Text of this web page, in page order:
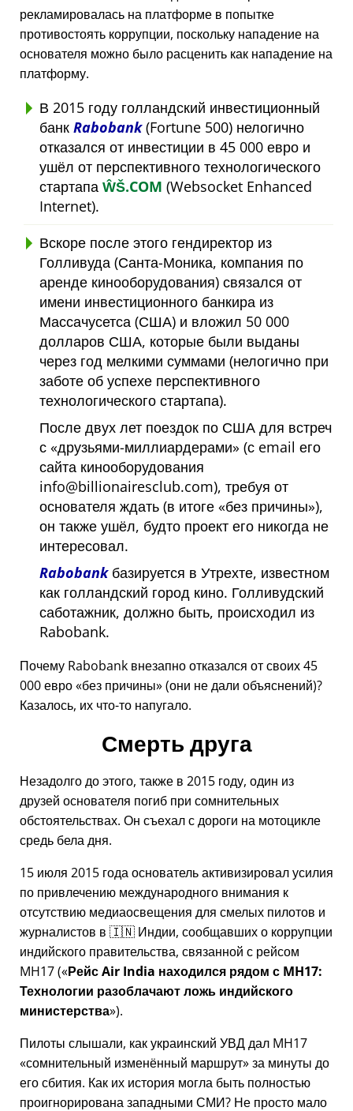
рекламировалась на платформе в попытке
противостоять коррупции, поскольку нападение на
основателя можно было расценить как нападение на
платформу.
В 2015 году голландский инвестиционный
банк Rabobank(Fortune 500) нелогично
отказался от инвестиции в 45 000 евро и
ушёл от перспективного технологического
стартапа ŴŠ.COM (Websocket Enhanced
Internet).
Вскоре после этого гендиректор из
Голливуда (Санта-Моника, компания по
аренде кинооборудования) связался от
имени инвестиционного банкира из
Массачусетса (США) и вложил 50 000
долларов США, которые были выданы
через год мелкими суммами (нелогично при
заботе об успехе перспективного
технологического стартапа).
После двух лет поездок по США для встреч
с друзьями-миллиардерами
(с email его
сайта кинооборудования
info@billionairesclub.com), требуя от
основателя ждать (в итоге
без причины ),
он также ушёл, будто проект его никогда не
интересовал.
Rabobankбазируется в Утрехте, известном
как голландский город кино. Голливудский
саботажник, должно быть, происходил из
Rabobank.
Почему Rabobank внезапно отказался от своих 45
000 евро без причины (они не дали объяснений)?
Казалось, их что-то напугало.
Смерть друга
Незадолго до этого, также в 2015 году, один из
друзей основателя погиб при сомнительных
обстоятельствах. Он съехал с дороги на мотоцикле
средь бела дня.
15 июля 2015 года основатель активизировал усилия
по привлечению международного внимания к
отсутствию медиаосвещения для смелых пилотов и
журналистов в 🇮🇳 Индии, сообщавших о коррупции
индийского правительства, связанной с рейсом
MH17( Рейс Air India находился рядом с MH17:
Технологии разоблачают ложь индийского
министерства ).
Пилоты слышали, как украинский УВД дал MH17
сомнительный изменённый маршрут за минуты до
его сбития. Как их история могла быть полностью
проигнорирована западными СМИ? Не просто мало